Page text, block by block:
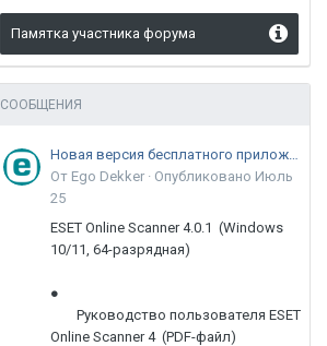
Памятка участника форума
СООБЩЕНИЯ
Новая версия бесплатного приложения ESET Online Scanner доступна пользователям
От Ego Dekker · Опубликовано Июль
25
ESET Online Scanner 4.0.1 (Windows
10/11, 64-разрядная)
●
Руководство пользователя ESET
Online Scanner 4 (PDF-файл)